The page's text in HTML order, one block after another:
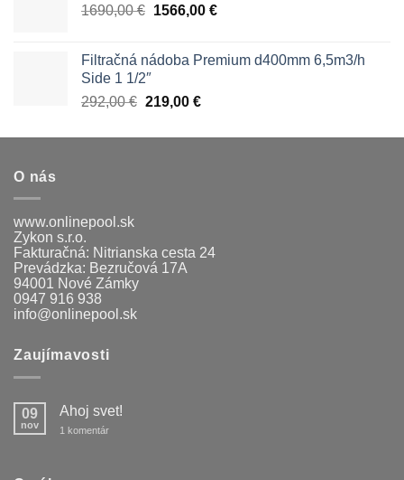
1690,00€ Pôvodná
1690,00 €.
1566,00 €Aktuálna
1566,00 €.
Filtračná nádoba Premium d400mm 6,5m3/h
Side 1 1/2″
292,00€ Pôvodná
bola:
219,00 €Aktuálna
je:
O nás
www.onlinepool.sk
Zykon s.r.o.
Fakturačná: Nitrianska cesta 24
Prevádzka: Bezručová 17A
94001 Nové Zámky
0947 916 938
info@onlinepool.sk
Zaujímavosti
09
nov
Ahoj svet!
1 komentárna